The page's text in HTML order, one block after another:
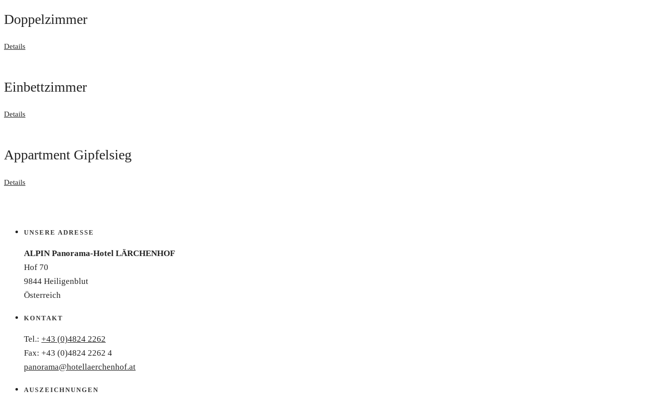
Doppelzimmer
Details
Einbettzimmer
Details
Appartment Gipfelsieg
Details
UNSERE ADRESSE
ALPIN Panorama-Hotel LÄRCHENHOF
Hof 70
9844 Heiligenblut
Österreich
KONTAKT
Tel.: +43 (0)4824 2262
Fax: +43 (0)4824 2262 4
panorama@hotellaerchenhof.at
AUSZEICHNUNGEN